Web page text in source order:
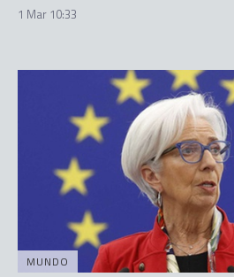
1 Mar 10:33
MUNDO